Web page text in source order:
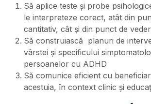
Să aplice teste și probe
le interpreteze corect, atât din
cantitativ, cât și din punct de
Să construiască planuri de
vârstei și specificului
persoanelor cu ADHD
Să comunice eficient cu
acestuia, în context clinic și